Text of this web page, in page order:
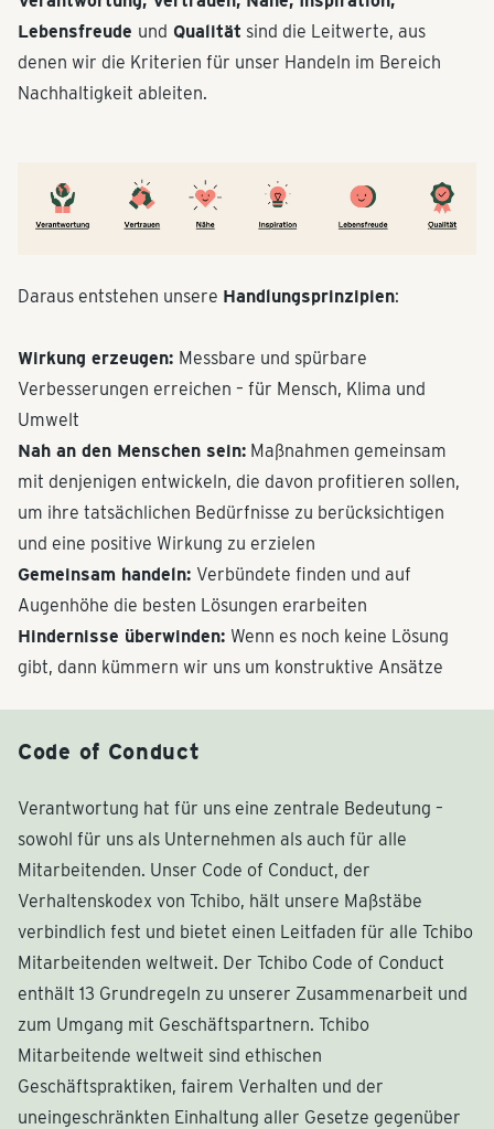
Lebensfreude und Qualität sind die Leitwerte, aus
denen wir die Kriterien für unser Handeln im Bereich
Nachhaltigkeit ableiten.
Daraus entstehen unsere Handlungsprinzipien:
Wirkung erzeugen: Messbare und spürbare
Verbesserungen erreichen – für Mensch, Klima und
Umwelt
Nah an den Menschen sein: Maßnahmen gemeinsam
mit denjenigen entwickeln, die davon profitieren sollen,
um ihre tatsächlichen Bedürfnisse zu berücksichtigen
und eine positive Wirkung zu erzielen
Gemeinsam handeln: Verbündete finden und auf
Augenhöhe die besten Lösungen erarbeiten
Hindernisse überwinden: Wenn es noch keine Lösung
gibt, dann kümmern wir uns um konstruktive Ansätze
Code of Conduct
Verantwortung hat für uns eine zentrale Bedeutung –
sowohl für uns als Unternehmen als auch für alle
Mitarbeitenden. Unser Code of Conduct, der
Verhaltenskodex von Tchibo, hält unsere Maßstäbe
verbindlich fest und bietet einen Leitfaden für alle Tchibo
Mitarbeitenden weltweit. Der Tchibo Code of Conduct
enthält 13 Grundregeln zu unserer Zusam­menarbeit und
zum Umgang mit Geschäftspartnern. Tchibo
Mitarbeitende weltweit sind ethischen
Geschäftspraktiken, fairem Verhalten und der
uneingeschränkten Einhaltung aller Gesetze gegenüber